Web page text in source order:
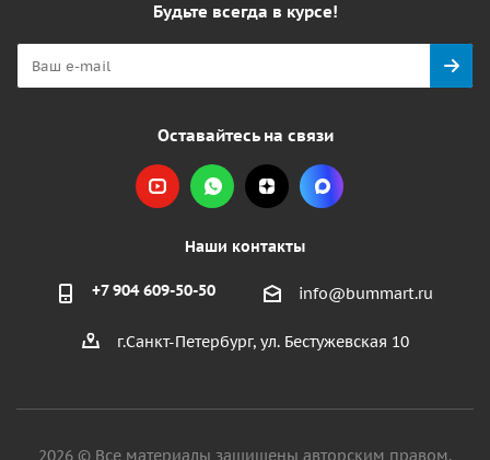
Будьте всегда в курсе!
Оставайтесь на связи
Наши контакты
+7 904 609-50-50 info@bummart.ru
г.Санкт-Петербург, ул. Бестужевская 10
2026 © Все материалы защищены авторским правом.